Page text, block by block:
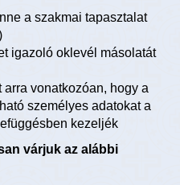
a szakmai tapasztalat
igazoló oklevél másolatát
vonatkozóan, hogy a
személyes adatokat a
kezeljék
várjuk az alábbi